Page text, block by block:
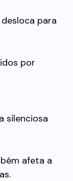
para
por
silenciosa
afeta a